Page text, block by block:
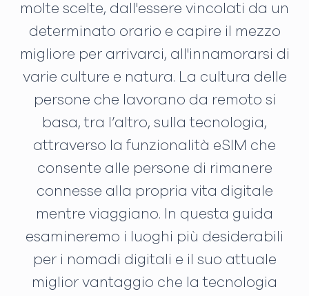
molte scelte, dall'essere vincolati da un
determinato orario e capire il mezzo
migliore per arrivarci, all'innamorarsi di
varie culture e natura. La cultura delle
persone che lavorano da remoto si
basa, tra l’altro, sulla tecnologia,
attraverso la funzionalità eSIM che
consente alle persone di rimanere
connesse alla propria vita digitale
mentre viaggiano. In questa guida
esamineremo i luoghi più desiderabili
per i nomadi digitali e il suo attuale
miglior vantaggio che la tecnologia